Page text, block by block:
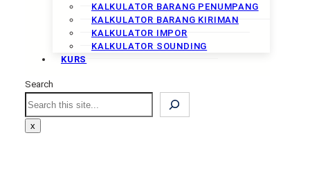
KALKULATOR BARANG PENUMPANG
KALKULATOR BARANG KIRIMAN
KALKULATOR IMPOR
KALKULATOR SOUNDING
KURS
Search
x